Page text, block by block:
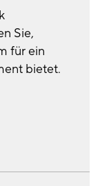
Sie,
für ein
bietet.